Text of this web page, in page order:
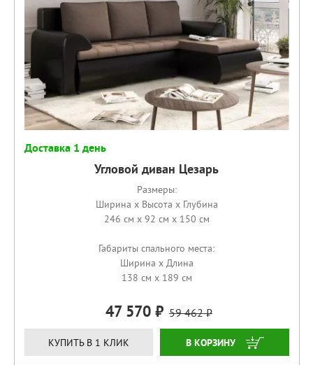
Доставка 1 день
Угловой диван Цезарь
Размеры:
Ширина x Высота x Глубина
246 см x 92 см x 150 см
Габариты спального места:
Ширина x Длина
138 см x 189 см
47 570 59 462
КУПИТЬ В 1 КЛИК КУПИТЬ